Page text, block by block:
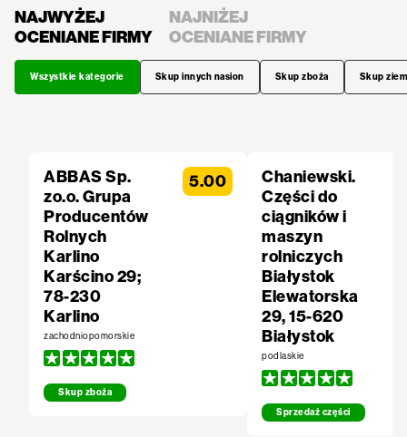
NAJWYŻEJ
OCENIANE FIRMY
NAJNIŻEJ
OCENIANE FIRMY
Wszystkie kategorie Skup innych nasion Skup zboża Skup
ABBAS Sp.
zo.o. Grupa
Producentów
Rolnych
Karlino
Karścino 29;
78-230
Karlino
zachodniopomorskie
Skup zboża
5.00
Chaniewski.
Części do
ciągników i
maszyn
rolniczych
Białystok
Elewatorska
29, 15-620
Białystok
podlaskie
Sprzedaż części